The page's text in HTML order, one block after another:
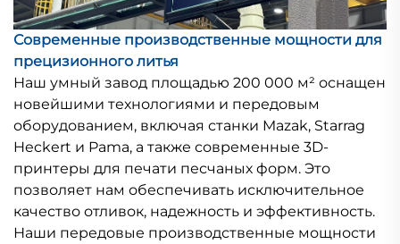
Современные производственные мощности для
прецизионного литья
Наш умный завод площадью 200 000 м² оснащен
новейшими технологиями и передовым
оборудованием, включая станки Mazak, Starrag
Heckert и Pama, а также современные 3D-
принтеры для печати песчаных форм. Это
позволяет нам обеспечивать исключительное
качество отливок, надежность и эффективность.
Наши передовые производственные мощности